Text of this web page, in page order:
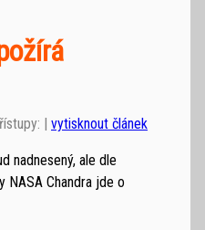
| vytisknout článek
nadnesený, ale dle
NASA Chandra jde o